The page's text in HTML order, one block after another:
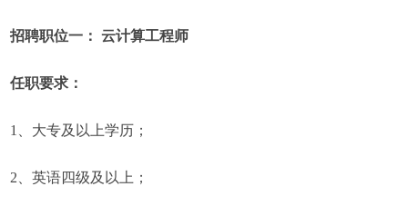
招聘职位一： 云计算工程师
任职要求：
1、大专及以上学历；
2、英语四级及以上；